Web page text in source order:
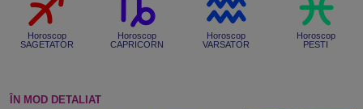
Horoscop
SAGETATOR
Horoscop
CAPRICORN
Horoscop
VARSATOR
Horoscop
PESTI
ÎN MOD DETALIAT